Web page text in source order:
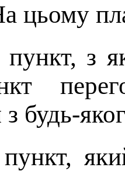
цьому
з
з будь-